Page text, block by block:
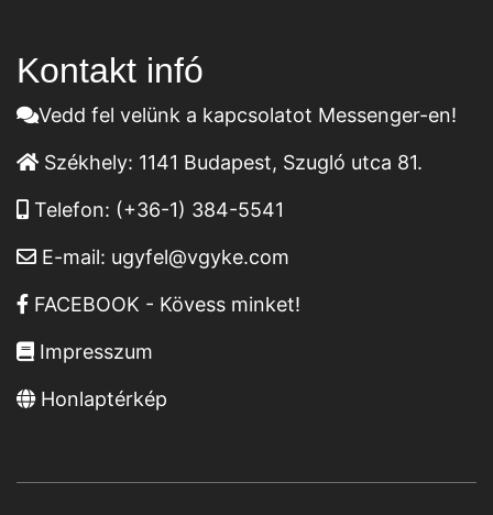
Kontakt infó
Vedd fel velünk a kapcsolatot Messenger-en!
Székhely: 1141 Budapest, Szugló utca 81.
Telefon: (+36-1) 384-5541
E-mail: ugyfel@vgyke.com
FACEBOOK - Kövess minket!
Impresszum
Honlaptérkép